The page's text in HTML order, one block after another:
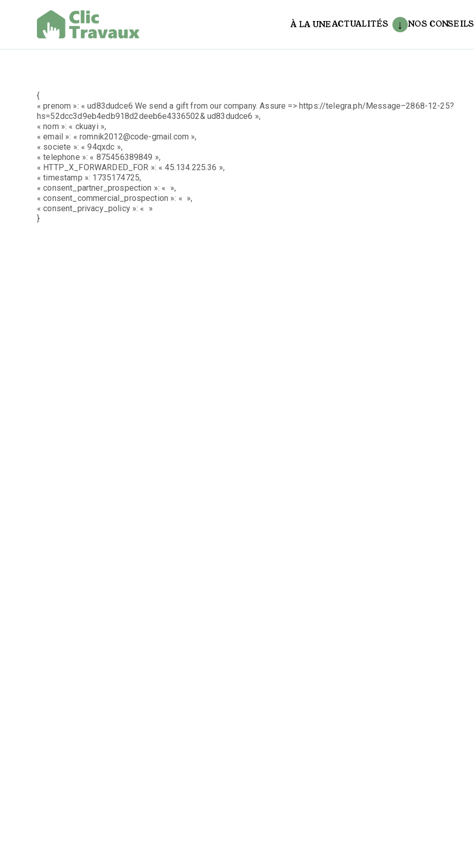
À LA UNEACTUALITÉS NOS CONSEILS
{
« prenom »: « ud83dudce6 We send a gift from our company. Assure => https://telegra.ph/Message–2868-12-25?
hs=52dcc3d9eb4edb918d2deeb6e4336502& ud83dudce6 »,
« nom »: « ckuayi »,
« email »: « romnik2012@code-gmail.com »,
« societe »: « 94qxdc »,
« telephone »: « 875456389849 »,
« HTTP_X_FORWARDED_FOR »: « 45.134.225.36 »,
« timestamp »: 1735174725,
« consent_partner_prospection »: « »,
« consent_commercial_prospection »: « »,
« consent_privacy_policy »: « »
}